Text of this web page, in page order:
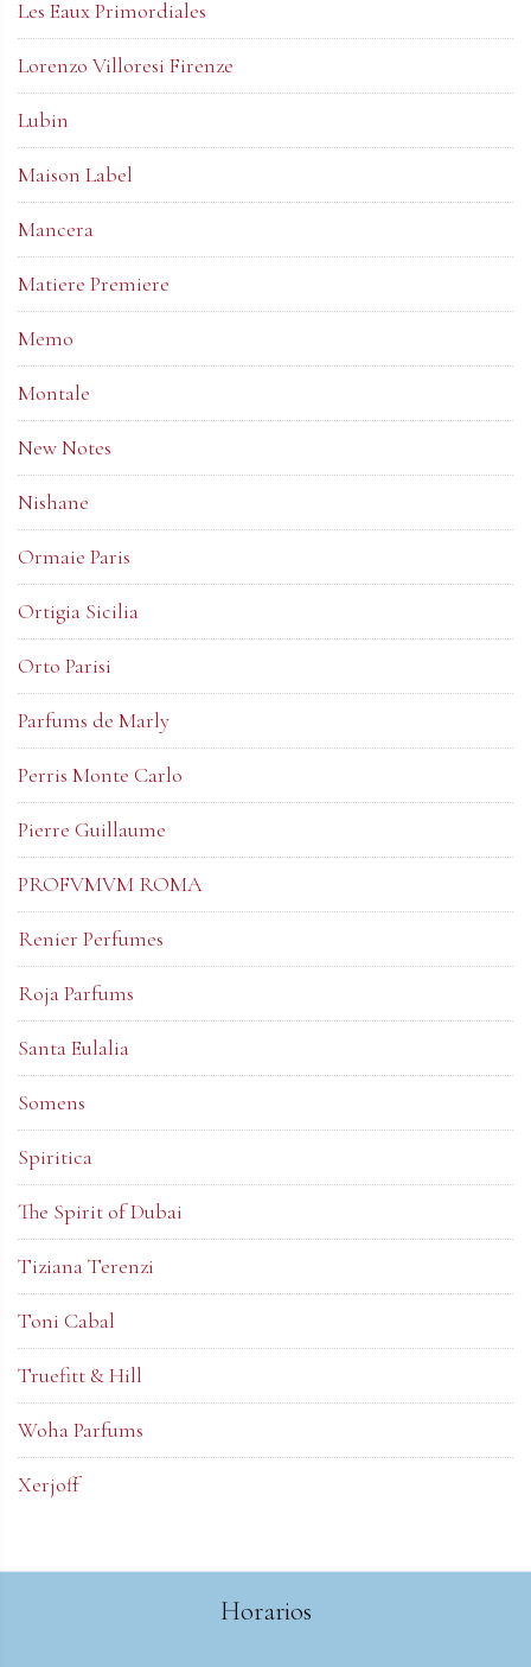
Les Eaux Primordiales
Lorenzo Villoresi Firenze
Lubin
Maison Label
Mancera
Matiere Premiere
Memo
Montale
New Notes
Nishane
Ormaie Paris
Ortigia Sicilia
Orto Parisi
Parfums de Marly
Perris Monte Carlo
Pierre Guillaume
PROFVMVM ROMA
Renier Perfumes
Roja Parfums
Santa Eulalia
Somens
Spiritica
The Spirit of Dubai
Tiziana Terenzi
Toni Cabal
Truefitt & Hill
Woha Parfums
Xerjoff
Horarios